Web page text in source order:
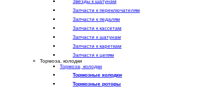
Звёзды к шатунам
Запчасти к переключателям
Запчасти к педалям
Запчасти к кассетам
Запчасти к шатунам
Запчасти к кареткам
Запчасти к цепям
Тормоза, колодки
Тормоза, колодки
Тормозные колодки
Тормозные роторы